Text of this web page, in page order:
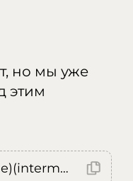
но мы уже
этим
Error: (intermediate value)(intermediate value)(intermediate value).replaceAll is not a function